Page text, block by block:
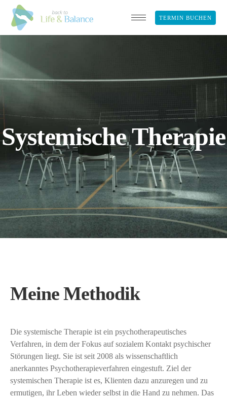
TERMIN BUCHEN
Systemische Therapie
Meine Methodik
Die systemische Therapie ist ein psychotherapeutisches
Verfahren, in dem der Fokus auf sozialem Kontakt psychischer
Störungen liegt. Sie ist seit 2008 als wissenschaftlich
anerkanntes Psychotherapieverfahren eingestuft. Ziel der
systemischen Therapie ist es, Klienten dazu anzuregen und zu
ermutigen, ihr Leben wieder selbst in die Hand zu nehmen. Das